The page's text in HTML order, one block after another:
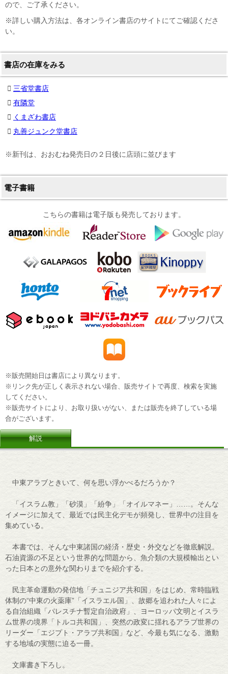
ので、ご了承ください。
※詳しい購入方法は、各オンライン書店のサイトにてご確認くださ
い。
書店の在庫をみる
三省堂書店
有隣堂
くまざわ書店
丸善ジュンク堂書店
※新刊は、おおむね発売日の２日後に店頭に並びます
電子書籍
こちらの書籍は電子版も発売しております。
※販売開始日は書店により異なります。
※リンク先が正しく表示されない場合、販売サイトで再度、検索を実施
してください。
※販売サイトにより、お取り扱いがない、または販売を終了している場
合がございます。
解説
中東アラブときいて、何を思い浮かべるだろうか？
「イスラム教」「砂漠」「紛争」「オイルマネー」……。そんな
イメージに加えて、最近では民主化デモが頻発し、世界中の注目を
集めている。
本書では、そんな中東諸国の経済・歴史・外交などを徹底解説。
石油資源の不足という世界的な問題から、魚介類の大規模輸出とい
った日本との意外な関わりまでを紹介する。
民主革命運動の発信地「チュニジア共和国」をはじめ、常時臨戦
体制の“中東の火薬庫”「イスラエル国」、故郷を追われた人々によ
る自治組織「パレスチナ暫定自治政府」、ヨーロッパ文明とイスラ
ム世界の境界「トルコ共和国」、突然の政変に揺れるアラブ世界の
リーダー「エジプト・アラブ共和国」など、今最も気になる、激動
する地域の実態に迫る一冊。
文庫書き下ろし。